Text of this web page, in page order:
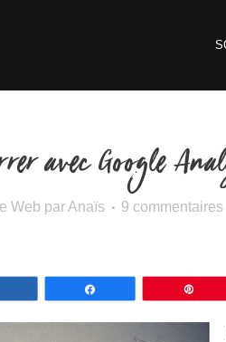
avec Google
Web parAnaïs 9 commentaires